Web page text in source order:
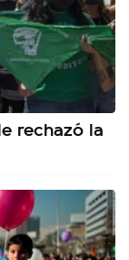
rechazó la